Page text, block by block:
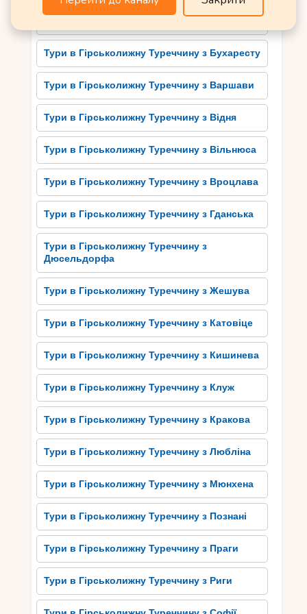
культурне спадщина
Туреччини
Туреччина приваблює туристів своїми багатими
туристичними атракціями та культурним
спадщиною. Одним з найвідоміших місць, які
варто відвідати, є Стамбул – мегаполіс, де
зустрічаються східна та західна культури. Тут
можна побачити славнозвісну головну мечеть
Синана, старовинний дворець Топкапі і
знаменитий Гранд-Базар, де можна придбати
різноманітні сувеніри та товари.
Іншою популярною туристичною визначною
пам’яткою є Пергамонський акрополь –
археологічний комплекс з руїнами
давньогрецького міста Пергамон. Також варто
відвідати Каппадокію, де можна побачити
унікальні скелясті формації і готелі, викладені в
скелях.
Крім цього, Туреччина славиться своєю
культурною спадщиною. Вона має багатий
історичний та архітектурний спадок, який
охоплює епохи влади римлян, візантійців і
османської імперії. Таким чином, туристи можуть
насолоджуватися великим вибором храмових
комплексів, фортець, палаців і археологічних
розкопок, що розповідають історичну історію
Туреччини.
Смачна турецька кухня для
справжніх гурманів
Турецька кухня відома своєю розмаїтістю і
багатством смаків, що неодмінно задовольнять
найвибагливіших гурманів. Для справжніх
шанувальників смачної їжі, поїздка до
гірськолижної Туреччини з Талліна буде
Тури в Гірськолижну Туреччину з
Тури в Гірськолижну Туреччину з Бухаресту
Тури в Гірськолижну Туреччину з Варшави
Тури в Гірськолижну Туреччину з Відня
Тури в Гірськолижну Туреччину з Вільнюса
Тури в Гірськолижну Туреччину з Вроцлава
Тури в Гірськолижну Туреччину з Гданська
Тури в Гірськолижну Туреччину з
Дюсельдорфа
Тури в Гірськолижну Туреччину з Жешува
Тури в Гірськолижну Туреччину з Катовіце
Тури в Гірськолижну Туреччину з Кишинева
Тури в Гірськолижну Туреччину з Клуж
Тури в Гірськолижну Туреччину з Кракова
Тури в Гірськолижну Туреччину з Любліна
Тури в Гірськолижну Туреччину з Мюнхена
Тури в Гірськолижну Туреччину з Познані
Тури в Гірськолижну Туреччину з Праги
Тури в Гірськолижну Туреччину з Риги